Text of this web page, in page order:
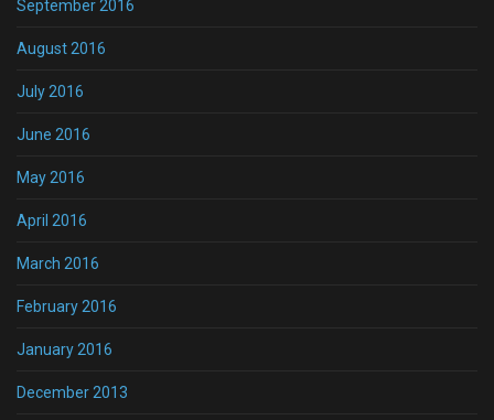
September 2016
August 2016
July 2016
June 2016
May 2016
April 2016
March 2016
February 2016
January 2016
December 2013